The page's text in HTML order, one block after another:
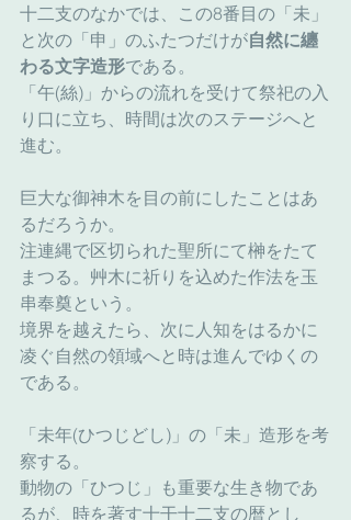
十二支のなかでは、この8番目の「未」
と次の「申」のふたつだけが自然に纏
わる文字造形である。
「午(絲)」からの流れを受けて祭祀の入
り口に立ち、時間は次のステージへと
進む。
巨大な御神木を目の前にしたことはあ
るだろうか。
注連縄で区切られた聖所にて榊をたて
まつる。艸木に祈りを込めた作法を玉
串奉奠という。
境界を越えたら、次に人知をはるかに
凌ぐ自然の領域へと時は進んでゆくの
である。
「未年(ひつじどし)」の「未」造形を考
察する。
動物の「ひつじ」も重要な生き物であ
るが、時を著す十干十二支の暦とし